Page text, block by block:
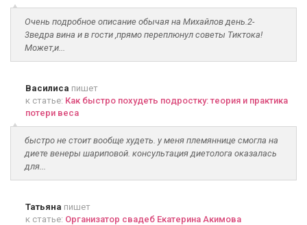
Очень подробное описание обычая на Михайлов день.2-
3ведра вина и в гости ,прямо переплюнул советы Тиктока!
Может,и...
Василиса пишет
к статье: Как быстро похудеть подростку: теория и практика
потери веса
быстро не стоит вообще худеть. у меня племяннице смогла на
диете венеры шариповой. консультация диетолога оказалась
для...
Татьяна пишет
к статье: Организатор свадеб Екатерина Акимова